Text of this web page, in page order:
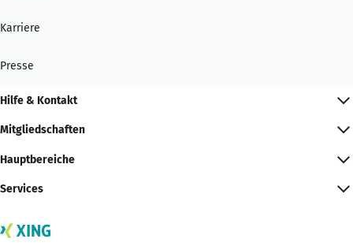
Karriere
Presse
Hilfe & Kontakt
Mitgliedschaften
Hauptbereiche
Services